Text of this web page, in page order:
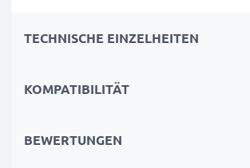
/ Tulip Filtergewinde Gegenlichtblende
TECHNISCHE EINZELHEITEN
KOMPATIBILITÄT
BEWERTUNGEN